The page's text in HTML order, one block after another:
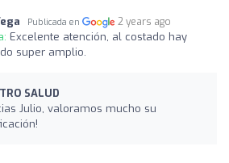
Publicada en 2 years ago
Excelente atención, al costado hay
super amplio.
SALUD
Julio, valoramos mucho su